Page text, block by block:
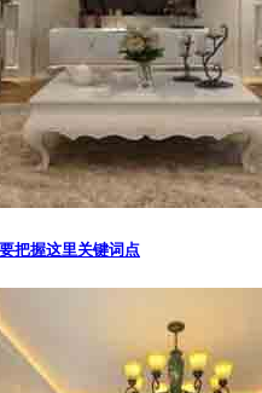
把握这里关键词点